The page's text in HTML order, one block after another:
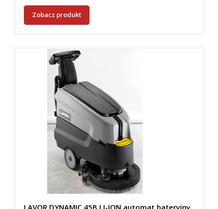
Zobacz produkt
LAVOR DYNAMIC 45B LI-ION automat bateryjny